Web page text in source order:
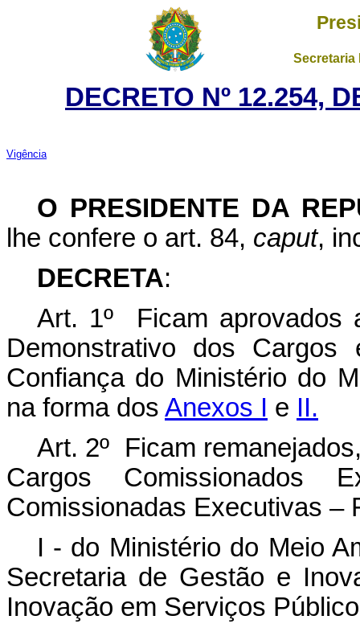
DECRETO Nº 12.254,
Vigência
O PRESIDENTE DA
lhe confere o art. 84, caput,
DECRETA:
Art. 1º Ficam aprovados
Demonstrativo dos
Confiança do Ministério do
na forma dos Anexos I e II.
Art. 2º Ficam
Cargos Comissionados
Comissionadas Executivas –
I - do Ministério do Meio
Secretaria de Gestão e
Inovação em Serviços